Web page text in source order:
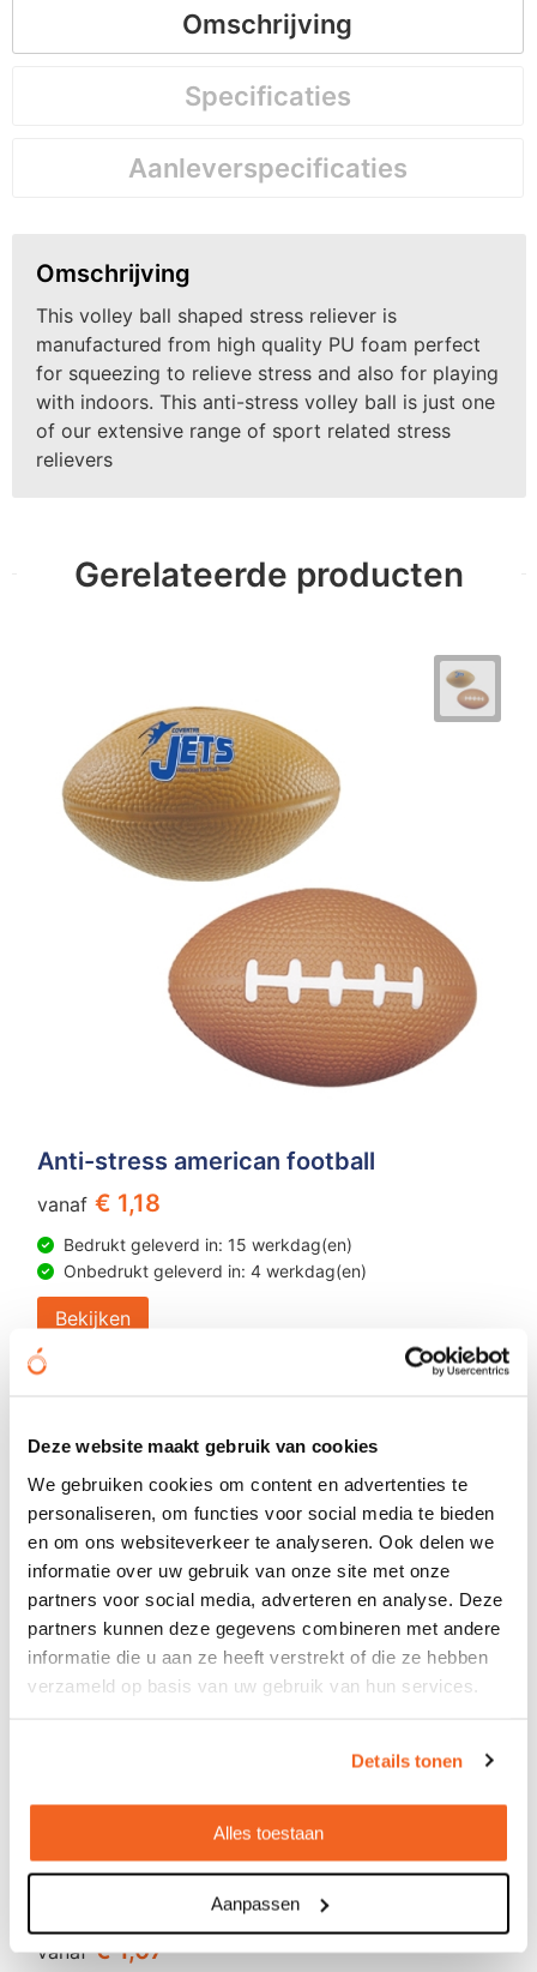
Deze website maakt gebruik van cookies
We gebruiken cookies om content en advertenties te
personaliseren, om functies voor social media te bieden
en om ons websiteverkeer te analyseren. Ook delen we
informatie over uw gebruik van onze site met onze
partners voor social media, adverteren en analyse. Deze
partners kunnen deze gegevens combineren met andere
informatie die u aan ze heeft verstrekt of die ze hebben
verzameld op basis van uw gebruik van hun services.
Details tonen
Alles toestaan
Aanpassen
Omschrijving
Specificaties
Aanleverspecificaties
Omschrijving
This volley ball shaped stress reliever is
manufactured from high quality PU foam perfect
for squeezing to relieve stress and also for playing
with indoors. This anti-stress volley ball is just one
of our extensive range of sport related stress
relievers
Gerelateerde producten
Anti-stress american football
vanaf € 1,18
Bedrukt geleverd in: 15 werkdag(en)
Onbedrukt geleverd in: 4 werkdag(en)
Bekijken
Anti-stress honkbal sleutelhanger
vanaf € 1,07